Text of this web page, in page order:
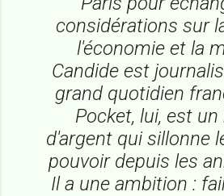
considérations sur
l'économie et la
Candide est
grand quotidien
Pocket, lui, est
d'argent qui sillonne
pouvoir depuis les
Il a une ambition :